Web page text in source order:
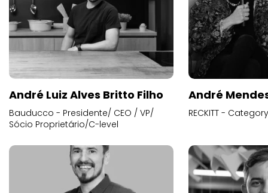
André Luiz Alves Britto Filho
Bauducco - Presidente/ CEO / VP/
Sócio Proprietário/C-level
André
RECKITT -